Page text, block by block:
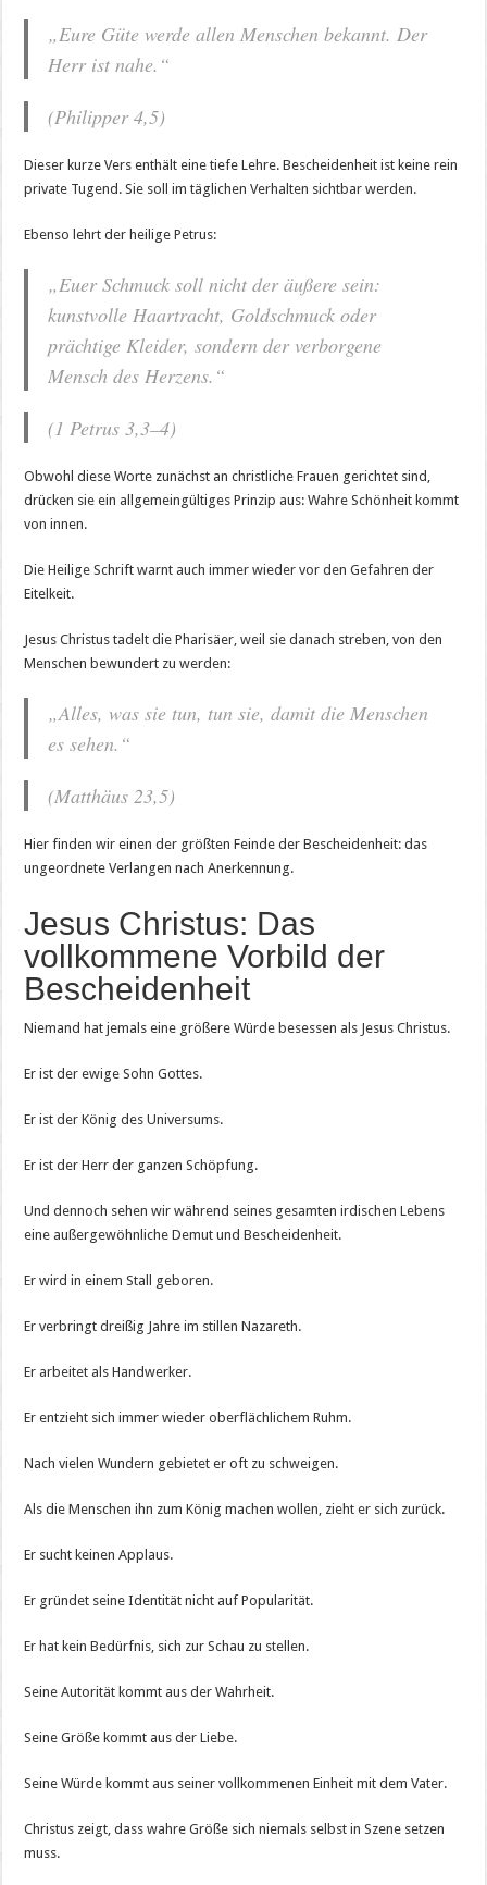
„Eure Güte werde allen Menschen bekannt. Der
Herr ist nahe.“
(Philipper 4,5)
Dieser kurze Vers enthält eine tiefe Lehre. Bescheidenheit ist keine rein
private Tugend. Sie soll im täglichen Verhalten sichtbar werden.
Ebenso lehrt der heilige Petrus:
„Euer Schmuck soll nicht der äußere sein:
kunstvolle Haartracht, Goldschmuck oder
prächtige Kleider, sondern der verborgene
Mensch des Herzens.“
(1 Petrus 3,3–4)
Obwohl diese Worte zunächst an christliche Frauen gerichtet sind,
drücken sie ein allgemeingültiges Prinzip aus: Wahre Schönheit kommt
von innen.
Die Heilige Schrift warnt auch immer wieder vor den Gefahren der
Eitelkeit.
Jesus Christus tadelt die Pharisäer, weil sie danach streben, von den
Menschen bewundert zu werden:
„Alles, was sie tun, tun sie, damit die Menschen
es sehen.“
(Matthäus 23,5)
Hier finden wir einen der größten Feinde der Bescheidenheit: das
ungeordnete Verlangen nach Anerkennung.
Jesus Christus: Das
vollkommene Vorbild der
Bescheidenheit
Niemand hat jemals eine größere Würde besessen als Jesus Christus.
Er ist der ewige Sohn Gottes.
Er ist der König des Universums.
Er ist der Herr der ganzen Schöpfung.
Und dennoch sehen wir während seines gesamten irdischen Lebens
eine außergewöhnliche Demut und Bescheidenheit.
Er wird in einem Stall geboren.
Er verbringt dreißig Jahre im stillen Nazareth.
Er arbeitet als Handwerker.
Er entzieht sich immer wieder oberflächlichem Ruhm.
Nach vielen Wundern gebietet er oft zu schweigen.
Als die Menschen ihn zum König machen wollen, zieht er sich zurück.
Er sucht keinen Applaus.
Er gründet seine Identität nicht auf Popularität.
Er hat kein Bedürfnis, sich zur Schau zu stellen.
Seine Autorität kommt aus der Wahrheit.
Seine Größe kommt aus der Liebe.
Seine Würde kommt aus seiner vollkommenen Einheit mit dem Vater.
Christus zeigt, dass wahre Größe sich niemals selbst in Szene setzen
muss.